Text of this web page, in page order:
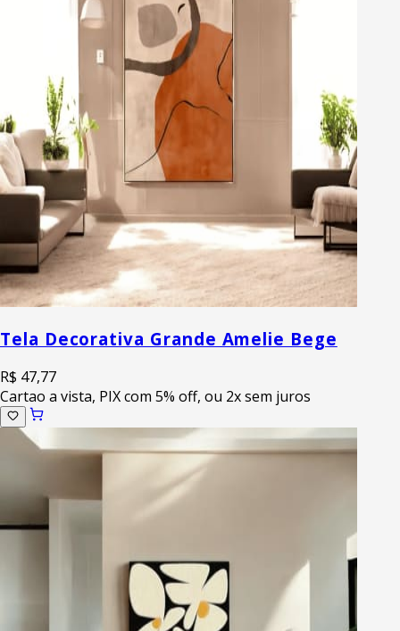
Tela Decorativa Grande Amelie Bege
R$ 47,77
Cartao a vista, PIX com 5% off, ou 2x sem juros